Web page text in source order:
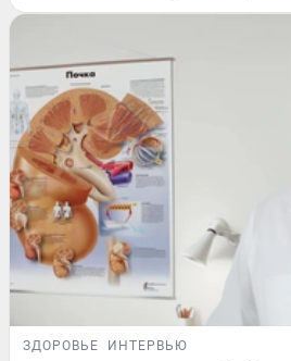
ЗДОРОВЬЕ ИНТЕРВЬЮ